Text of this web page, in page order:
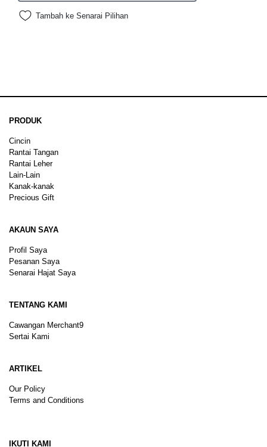
Tambah ke Senarai Pilihan
PRODUK
Cincin
Rantai Tangan
Rantai Leher
Lain-Lain
Kanak-kanak
Precious Gift
AKAUN SAYA
Profil Saya
Pesanan Saya
Senarai Hajat Saya
TENTANG KAMI
Cawangan Merchant9
Sertai Kami
ARTIKEL
Our Policy
Terms and Conditions
IKUTI KAMI